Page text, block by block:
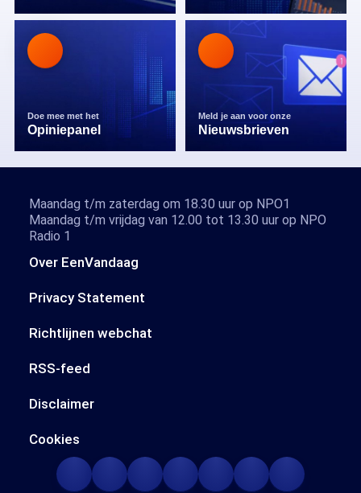
Doe mee met het
Opiniepanel
Meld je aan voor onze
Nieuwsbrieven
Over EenVandaag
Privacy Statement
Richtlijnen webchat
RSS-feed
Disclaimer
Cookies
Maandag t/m zaterdag om 18.30 uur op NPO1
Maandag t/m vrijdag van 12.00 tot 13.30 uur op NPO
Radio 1